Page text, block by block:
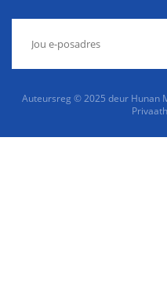
Auteursreg © 2025 deur Hunan